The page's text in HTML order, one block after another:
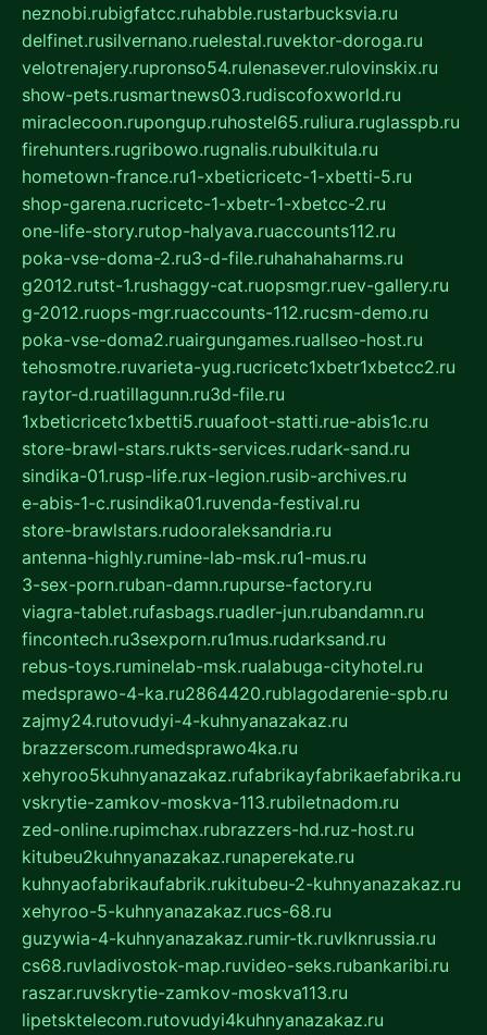
neznobi.rubigfatcc.ruhabble.rustarbucksvia.ru
delfinet.rusilvernano.ruelestal.ruvektor-doroga.ru
velotrenajery.rupronso54.rulenasever.rulovinskix.ru
show-pets.rusmartnews03.rudiscofoxworld.ru
miraclecoon.rupongup.ruhostel65.ruliura.ruglasspb.ru
firehunters.rugribowo.rugnalis.rubulkitula.ru
hometown-france.ru1-xbeticricetc-1-xbetti-5.ru
shop-garena.rucricetc-1-xbetr-1-xbetcc-2.ru
one-life-story.rutop-halyava.ruaccounts112.ru
poka-vse-doma-2.ru3-d-file.ruhahahaharms.ru
g2012.rutst-1.rushaggy-cat.ruopsmgr.ruev-gallery.ru
g-2012.ruops-mgr.ruaccounts-112.rucsm-demo.ru
poka-vse-doma2.ruairgungames.ruallseo-host.ru
tehosmotre.ruvarieta-yug.rucricetc1xbetr1xbetcc2.ru
raytor-d.ruatillagunn.ru3d-file.ru
1xbeticricetc1xbetti5.ruuafoot-statti.rue-abis1c.ru
store-brawl-stars.rukts-services.rudark-sand.ru
sindika-01.rusp-life.rux-legion.rusib-archives.ru
e-abis-1-c.rusindika01.ruvenda-festival.ru
store-brawlstars.rudooraleksandria.ru
antenna-highly.rumine-lab-msk.ru1-mus.ru
3-sex-porn.ruban-damn.rupurse-factory.ru
viagra-tablet.rufasbags.ruadler-jun.rubandamn.ru
fincontech.ru3sexporn.ru1mus.rudarksand.ru
rebus-toys.ruminelab-msk.rualabuga-cityhotel.ru
medsprawo-4-ka.ru2864420.rublagodarenie-spb.ru
zajmy24.rutovudyi-4-kuhnyanazakaz.ru
brazzerscom.rumedsprawo4ka.ru
xehyroo5kuhnyanazakaz.rufabrikayfabrikaefabrika.ru
vskrytie-zamkov-moskva-113.rubiletnadom.ru
zed-online.rupimchax.rubrazzers-hd.ruz-host.ru
kitubeu2kuhnyanazakaz.runaperekate.ru
kuhnyaofabrikaufabrik.rukitubeu-2-kuhnyanazakaz.ru
xehyroo-5-kuhnyanazakaz.rucs-68.ru
guzywia-4-kuhnyanazakaz.rumir-tk.ruvlknrussia.ru
cs68.ruvladivostok-map.ruvideo-seks.rubankaribi.ru
raszar.ruvskrytie-zamkov-moskva113.ru
lipetsktelecom.rutovudyi4kuhnyanazakaz.ru